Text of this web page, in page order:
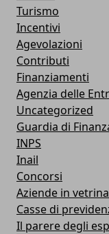
Turismo
Incentivi
Agevolazioni
Contributi
Finanziamenti
Agenzia delle
Uncategorized
Guardia di
INPS
Inail
Concorsi
Aziende in vetrina
Casse di
Il parere degli